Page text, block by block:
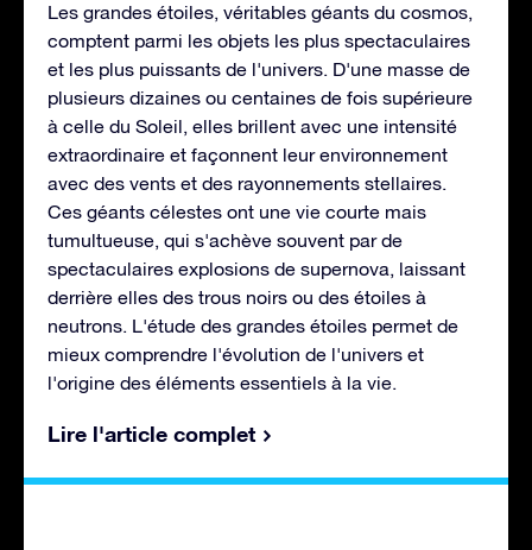
Les grandes étoiles, véritables géants du cosmos,
comptent parmi les objets les plus spectaculaires
et les plus puissants de l'univers. D'une masse de
plusieurs dizaines ou centaines de fois supérieure
à celle du Soleil, elles brillent avec une intensité
extraordinaire et façonnent leur environnement
avec des vents et des rayonnements stellaires.
Ces géants célestes ont une vie courte mais
tumultueuse, qui s'achève souvent par de
spectaculaires explosions de supernova, laissant
derrière elles des trous noirs ou des étoiles à
neutrons. L'étude des grandes étoiles permet de
mieux comprendre l'évolution de l'univers et
l'origine des éléments essentiels à la vie.
Lire l'article complet